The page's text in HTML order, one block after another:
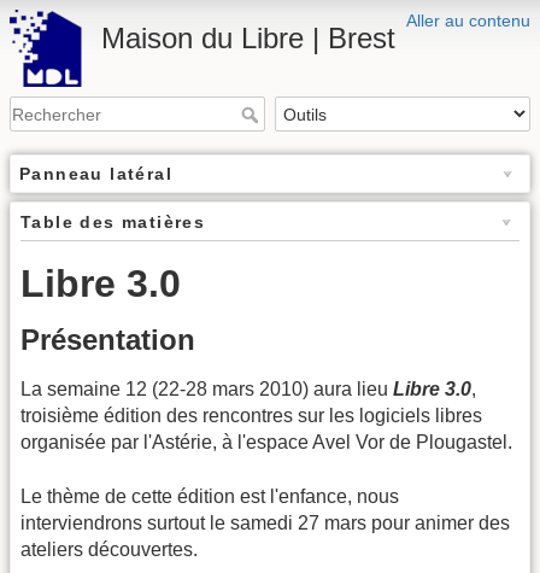
Aller au contenu
Maison du Libre | Brest
Panneau latéral
Table des matières
Libre 3.0
Présentation
La semaine 12 (22-28 mars 2010) aura lieu Libre 3.0,
troisième édition des rencontres sur les logiciels libres
organisée par l'Astérie, à l'espace Avel Vor de Plougastel.
Le thème de cette édition est l'enfance, nous
interviendrons surtout le samedi 27 mars pour animer des
ateliers découvertes.